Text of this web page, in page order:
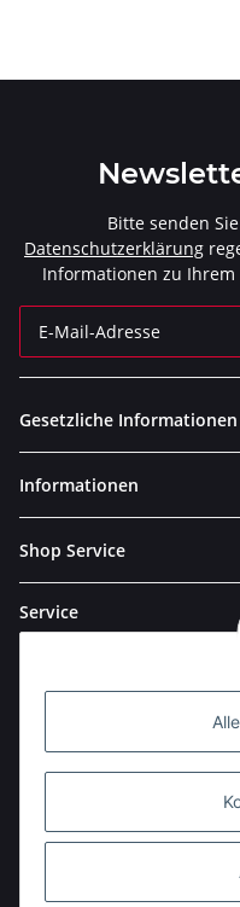
Bitte senden
Datenschutzerklärung
Informationen zu
Gesetzliche Informationen
Informationen
Shop Service
Service